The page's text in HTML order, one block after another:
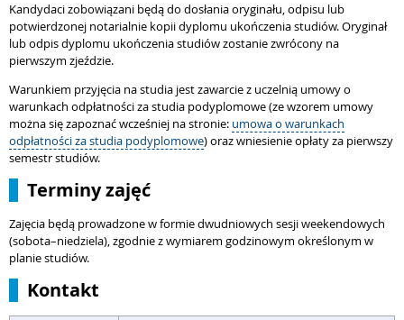
Kandydaci zobowiązani będą do dosłania oryginału, odpisu lub
potwierdzonej notarialnie kopii dyplomu ukończenia studiów. Oryginał
lub odpis dyplomu ukończenia studiów zostanie zwrócony na
pierwszym zjeździe.
Warunkiem przyjęcia na studia jest zawarcie z uczelnią umowy o
warunkach odpłatności za studia podyplomowe (ze wzorem umowy
można się zapoznać wcześniej na stronie: umowa o warunkach
odpłatności za studia podyplomowe) oraz wniesienie opłaty za pierwszy
semestr studiów.
Terminy zajęć
Zajęcia będą prowadzone w formie dwudniowych sesji weekendowych
(sobota–niedziela), zgodnie z wymiarem godzinowym określonym w
planie studiów.
Kontakt